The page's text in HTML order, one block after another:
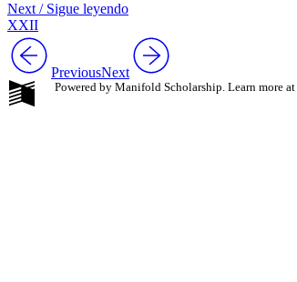
Next / Sigue leyendo
XXII
PreviousNext
Powered by Manifold Scholarship. Learn more at